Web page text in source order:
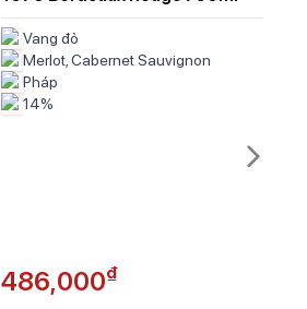
Vang đỏ
Merlot, Cabernet Sauvignon
Pháp
14%
486,000₫